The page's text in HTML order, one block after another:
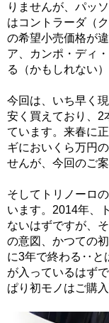
りませんが、パッ
はコントラーダ（
の希望小売価格が
ア、カンポ・ディ
る（かもしれない
今回は、いち早く
安く買えており、2
ています。来春に
ギにおいくら万円
せんが、今回のご
そしてトリノーロ
います。2014年、
ないはずですが、
の意図、かつての
に3年で終わる‥と
が入っているはず
ぱり初モノはご購